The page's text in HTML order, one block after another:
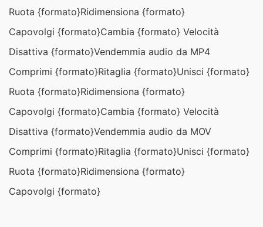
Ruota {formato}Ridimensiona {formato}
Capovolgi {formato}Cambia {formato} Velocità
Disattiva {formato}Vendemmia audio da MP4
Comprimi {formato}Ritaglia {formato}Unisci {formato}
Ruota {formato}Ridimensiona {formato}
Capovolgi {formato}Cambia {formato} Velocità
Disattiva {formato}Vendemmia audio da MOV
Comprimi {formato}Ritaglia {formato}Unisci {formato}
Ruota {formato}Ridimensiona {formato}
Capovolgi {formato}